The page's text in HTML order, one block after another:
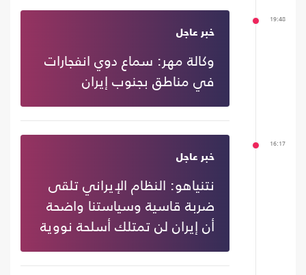
19:48
خبر عاجل
وكالة مهر: سماع دوي انفجارات
في مناطق بجنوب إيران
16:17
خبر عاجل
نتنياهو: النظام الإيراني تلقى
ضربة قاسية وسياستنا واضحة
أن إيران لن تمتلك أسلحة نووية